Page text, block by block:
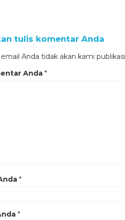
tulis komentar Anda
Anda tidak akan kami
Anda *
*
*